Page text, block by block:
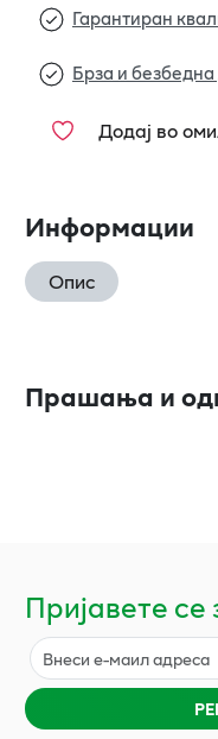
Гарантиран
Брза и
Додај во
Информации
Опис
Прашања и
Пријавете се